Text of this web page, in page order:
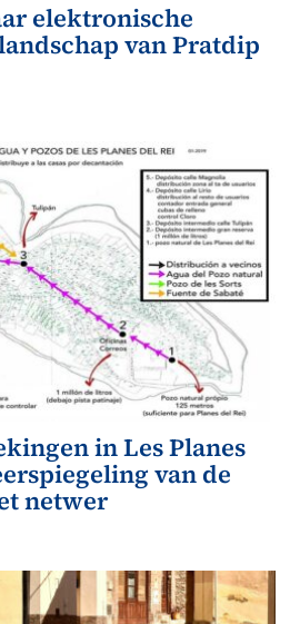
elektronische
van Pratdip
in Les Planes
van de
netwer